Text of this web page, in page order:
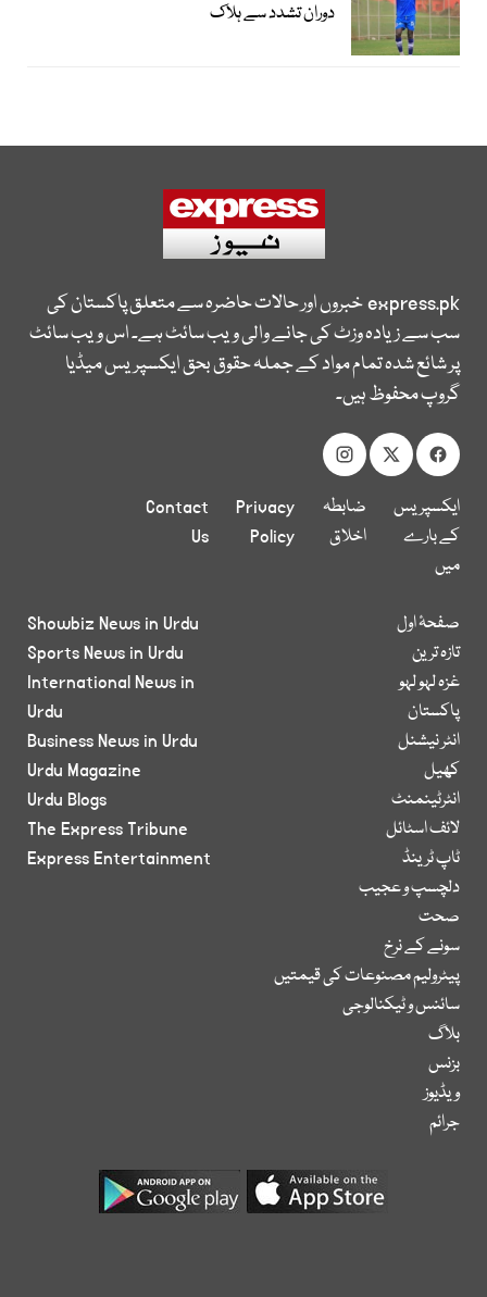
دوران تشدد سے ہلاک
express.pkخبروں اور حالات حاضرہ سے متعلق پاکستان کی
سب سے زیادہ وزٹ کی جانے والی ویب سائٹ ہے۔ اس ویب سائٹ
پر شائع شدہ تمام مواد کے جملہ حقوق بحق ایکسپریس میڈیا
گروپ محفوظ ہیں۔
ایکسپریس
کے بارے
میں
ضابطہ
اخلاق
Privacy
Policy
Contact
Us
صفحۂ اول
تازہ ترین
غزہ لہو لہو
پاکستان
انٹر نیشنل
کھیل
انٹرٹینمنٹ
لائف اسٹائل
ٹاپ ٹرینڈ
دلچسپ و عجیب
صحت
سونے کے نرخ
پیٹرولیم مصنوعات کی قیمتیں
سائنس و ٹیکنالوجی
بلاگ
بزنس
ویڈیوز
جرائم
Showbiz News in Urdu
Sports News in Urdu
International News in
Urdu
Business News in Urdu
Urdu Magazine
Urdu Blogs
The Express Tribune
Express Entertainment